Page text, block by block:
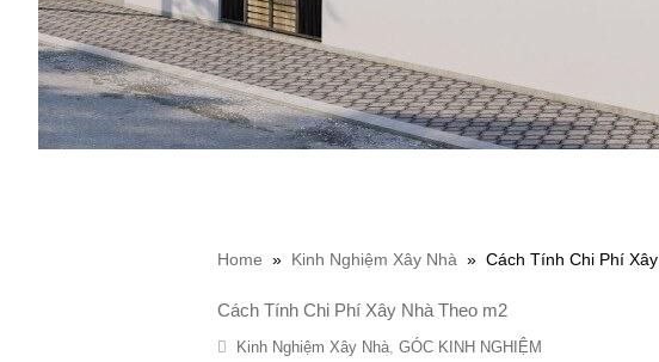
Home » Kinh Nghiệm Xây Nhà » Cách Tính Chi Phí
Cách Tính Chi Phí Xây Nhà Theo m2
Kinh Nghiệm Xây Nhà, GÓC KINH NGHIỆM